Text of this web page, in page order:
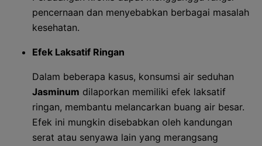
pencernaan dan menyebabkan berbagai masalah
kesehatan.
Efek Laksatif Ringan
Dalam beberapa kasus, konsumsi air seduhan
Jasminum dilaporkan memiliki efek laksatif
ringan, membantu melancarkan buang air besar.
Efek ini mungkin disebabkan oleh kandungan
serat atau senyawa lain yang merangsang